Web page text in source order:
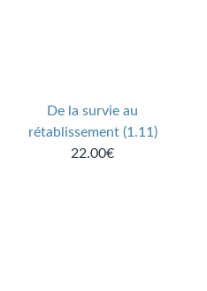
De la survie au
rétablissement (1.11)
22.00€